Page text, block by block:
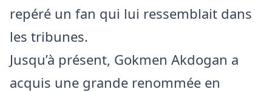
repéré un fan qui lui ressemblait dans
les tribunes.
Jusqu’à présent, Gokmen Akdogan a
acquis une grande renommée en